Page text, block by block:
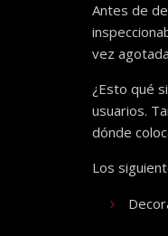
Antes de
vez
¿Esto qué
usuarios.
dónde
Los